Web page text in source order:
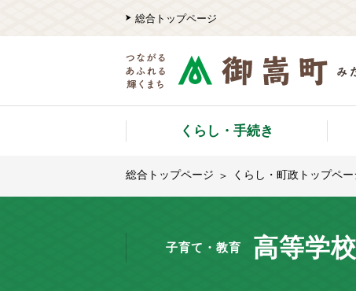
総合トップページ
くらし・手続き
総合トップページ くらし・町政トップペー
子育て・教育 高等学校